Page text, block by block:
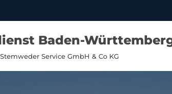
Baden-
Service GmbH & Co KG